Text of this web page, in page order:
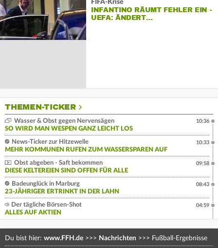
FIFA-Krise
INFANTINO RÄUMT FEHLER EIN -
UEFA: ÄNDERT…
THEMEN-TICKER
Wasser & Obst gegen Nervensägen
SO WIRD MAN WESPEN GANZ LEICHT LOS
10:36
News-Ticker zur Hitzewelle
MEHR KOMMUNEN RUFEN ZUM WASSERSPAREN AUF
10:33
Obst abgeben - Saft bekommen
DIESE KELTEREIEN SIND OFFEN FÜR ALLE
09:58
Badeunglück in Marburg
23-JÄHRIGER ERTRINKT IN DER LAHN
08:43
Der tägliche Börsen-Shot
ALLES AUF AKTIEN
04:59
Du bist hier: www.FFH.de >>> Nachrichten >>> Fußball-Ergebnisse